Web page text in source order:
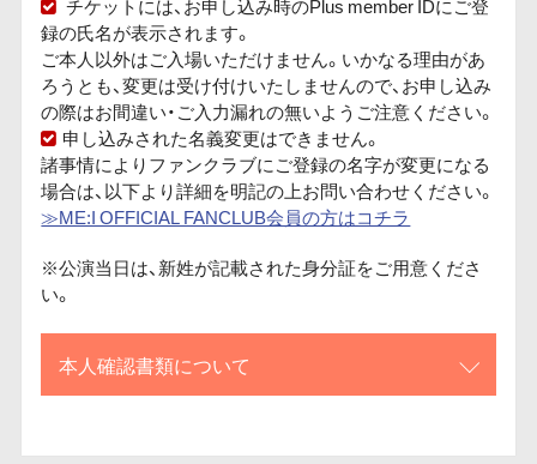
チケットには、お申し込み時のPlus member IDにご登
録の氏名が表示されます。
ご本人以外はご入場いただけません。いかなる理由があ
ろうとも、変更は受け付けいたしませんので、お申し込み
の際はお間違い・ご入力漏れの無いようご注意ください。
申し込みされた名義変更はできません。
諸事情によりファンクラブにご登録の名字が変更になる
場合は、以下より詳細を明記の上お問い合わせください。
≫ME:I OFFICIAL FANCLUB会員の方はコチラ
※公演当日は、新姓が記載された身分証をご用意くださ
い。
本人確認書類について